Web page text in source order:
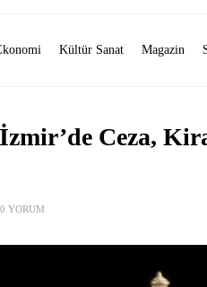
Kültür Sanat Magazin
Ceza,
0 YORUM